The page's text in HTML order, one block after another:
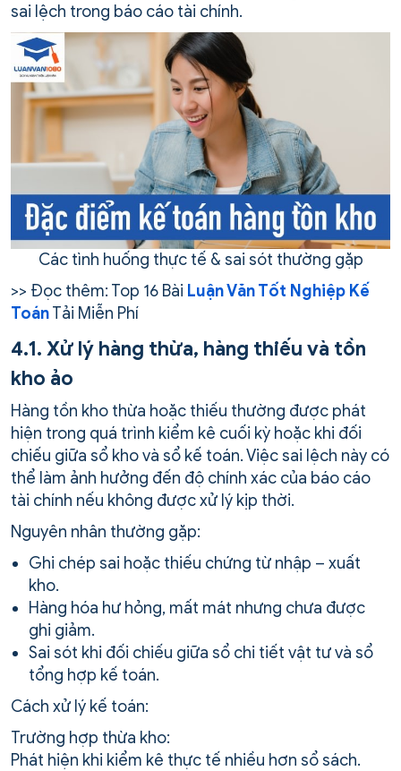
sai lệch trong báo cáo tài chính.
Các tình huống thực tế & sai sót thường gặp
>> Đọc thêm: Top 16 Bài Luận Văn Tốt Nghiệp Kế
ToánTải Miễn Phí
4.1. Xử lý hàng thừa, hàng thiếu và tồn
kho ảo
Hàng tồn kho thừa hoặc thiếu thường được phát
hiện trong quá trình kiểm kê cuối kỳ hoặc khi đối
chiếu giữa sổ kho và sổ kế toán. Việc sai lệch này có
thể làm ảnh hưởng đến độ chính xác của báo cáo
tài chính nếu không được xử lý kịp thời.
Nguyên nhân thường gặp:
Ghi chép sai hoặc thiếu chứng từ nhập – xuất
kho.
Hàng hóa hư hỏng, mất mát nhưng chưa được
ghi giảm.
Sai sót khi đối chiếu giữa sổ chi tiết vật tư và sổ
tổng hợp kế toán.
Cách xử lý kế toán:
Trường hợp thừa kho:
Phát hiện khi kiểm kê thực tế nhiều hơn sổ sách.